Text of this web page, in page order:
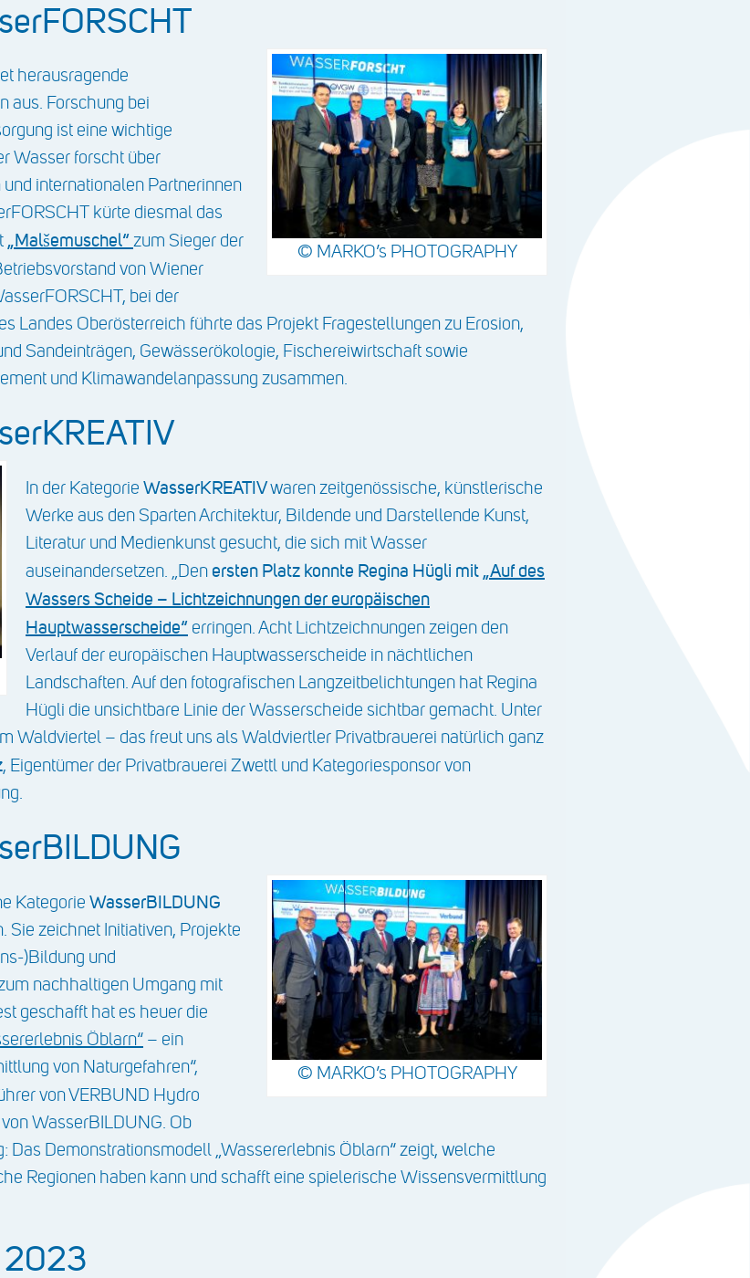
© MARKO’s PHOTOGRAPHY
herausragende
aus. Forschung bei
ist eine wichtige
Wasser forscht über
internationalen Partnerinnen
kürte diesmal das
„Malšemuschel“zum Sieger der
von Wiener
bei der
Landes Oberösterreich führte das Projekt Fragestellungen zu Erosion,
Sandeinträgen, Gewässerökologie, Fischereiwirtschaft sowie
und Klimawandelanpassung zusammen.
In der Kategorie WasserKREATIVwaren zeitgenössische, künstlerische
Werke aus den Sparten Architektur, Bildende und Darstellende Kunst,
Literatur und Medienkunst gesucht, die sich mit Wasser
auseinandersetzen. „Den ersten Platz konnte Regina Hügli mit „Auf des
Wassers Scheide – Lichtzeichnungen der europäischen
Hauptwasserscheide“ erringen. Acht Lichtzeichnungen zeigen den
Verlauf der europäischen Hauptwasserscheide in nächtlichen
Landschaften. Auf den fotografischen Langzeitbelichtungen hat Regina
Hügli die unsichtbare Linie der Wasserscheide sichtbar gemacht. Unter
Waldviertel – das freut uns als Waldviertler Privatbrauerei natürlich ganz
, Eigentümer der Privatbrauerei Zwettl und Kategoriesponsor von
© MARKO’s PHOTOGRAPHY
Kategorie WasserBILDUNG
Sie zeichnet Initiativen, Projekte
)Bildung und
nachhaltigen Umgang mit
geschafft hat es heuer die
Öblarn“ – ein
von Naturgefahren“,
von VERBUND Hydro
WasserBILDUNG. Ob
Das Demonstrationsmodell „Wassererlebnis Öblarn“ zeigt, welche
Regionen haben kann und schafft eine spielerische Wissensvermittlung
2023